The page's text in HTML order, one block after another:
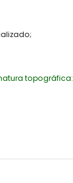
topográfica: